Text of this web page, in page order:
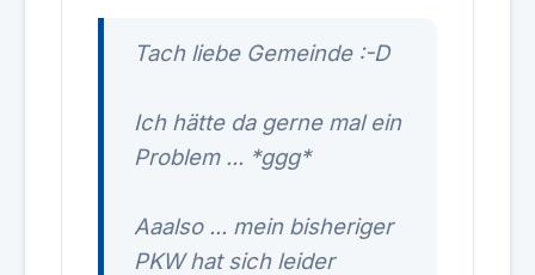
Tach liebe Gemeinde :-D
Ich hätte da gerne mal ein
Problem ... *ggg*
Aaalso ... mein bisheriger
PKW hat sich leider